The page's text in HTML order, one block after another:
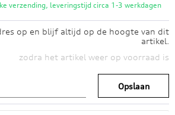
verzending, leveringstijd circa 1-3 werkdagen
op en blijf altijd op de hoogte van dit
artikel.
zodra het artikel weer op voorraad is
Opslaan